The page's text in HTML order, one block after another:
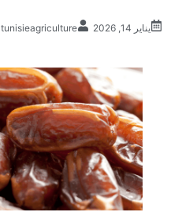
يناير 14, 2026 tunisieagriculture